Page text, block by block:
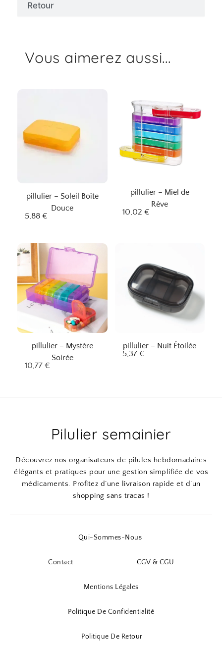
Retour
Vous aimerez aussi...
pillulier – Soleil Boîte
Douce
5,88 €
pillulier – Miel de
Rêve
10,02 €
pillulier – Mystère
Soirée
10,77 €
pillulier – Nuit Étoilée
5,37 €
Pilulier semainier
Découvrez nos organisateurs de pilules hebdomadaires
élégants et pratiques pour une gestion simplifiée de vos
médicaments. Profitez d’une livraison rapide et d’un
shopping sans tracas !
Qui-Sommes-Nous
Contact CGV & CGU
Mentions Légales
Politique De Confidentialité
Politique De Retour